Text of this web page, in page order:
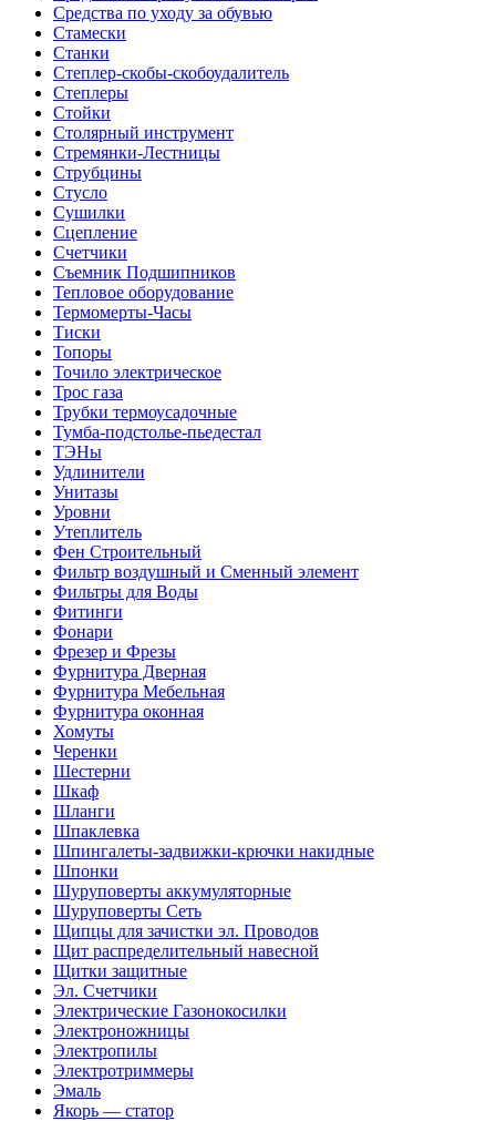
Средства по уходу за обувью
Стамески
Станки
Степлер-скобы-скобоудалитель
Степлеры
Стойки
Столярный инструмент
Стремянки-Лестницы
Струбцины
Стусло
Сушилки
Сцепление
Счетчики
Съемник Подшипников
Тепловое оборудование
Термомерты-Часы
Тиски
Топоры
Точило электрическое
Трос газа
Трубки термоусадочные
Тумба-подстолье-пьедестал
ТЭНы
Удлинители
Унитазы
Уровни
Утеплитель
Фен Строительный
Фильтр воздушный и Сменный элемент
Фильтры для Воды
Фитинги
Фонари
Фрезер и Фрезы
Фурнитура Дверная
Фурнитура Мебельная
Фурнитура оконная
Хомуты
Черенки
Шестерни
Шкаф
Шланги
Шпаклевка
Шпингалеты-задвижки-крючки накидные
Шпонки
Шуруповерты аккумуляторные
Шуруповерты Сеть
Щипцы для зачистки эл. Проводов
Щит распределительный навесной
Щитки защитные
Эл. Счетчики
Электрические Газонокосилки
Электроножницы
Электропилы
Электротриммеры
Эмаль
Якорь — статор